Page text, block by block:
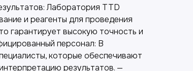
Лаборатория TTD
и реагенты для проведения
гарантирует высокую точность и
персонал: В
которые обеспечивают
результатов. —